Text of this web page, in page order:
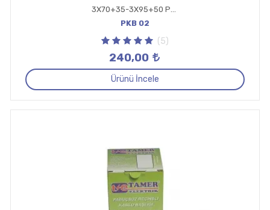
PKB 02
(5)
240,00
Ürünü İncele